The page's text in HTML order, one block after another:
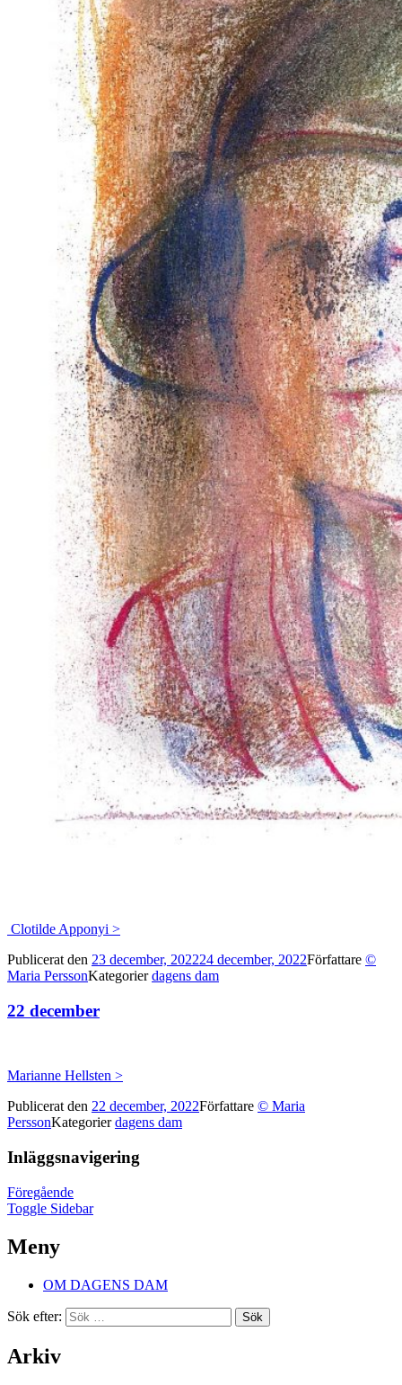
Clotilde Apponyi >
Publicerat den 23 december, 202224 december, 2022Författare ©
Maria PerssonKategorier dagens dam
22 december
Marianne Hellsten >
Publicerat den 22 december, 2022Författare © Maria
PerssonKategorier dagens dam
Inläggsnavigering
Föregående
Toggle Sidebar
Meny
OM DAGENS DAM
Sök efter:
Arkiv